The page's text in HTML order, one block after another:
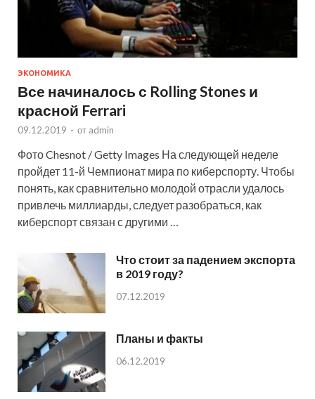
ЭКОНОМИКА
Все начиналось с Rolling Stones и
красной Ferrari
09.12.2019 - от admin
Фото Chesnot / Getty Images На следующей неделе
пройдет 11-й Чемпионат мира по киберспорту. Чтобы
понять, как сравнительно молодой отрасли удалось
привлечь миллиарды, следует разобраться, как
киберспорт связан с другими …
Что стоит за падением экспорта
в 2019 году?
07.12.2019
Планы и факты
06.12.2019